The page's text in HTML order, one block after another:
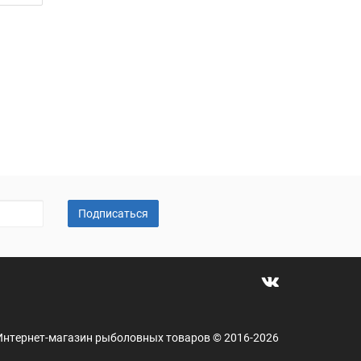
Подписаться
магазин рыболовных товаров © 2016-2026